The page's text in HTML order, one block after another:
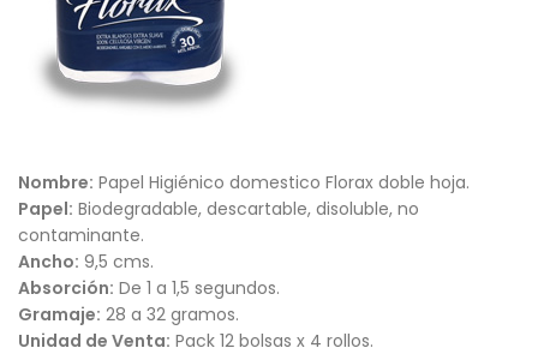
Nombre: Papel Higiénico domestico Florax doble hoja.
Papel: Biodegradable, descartable, disoluble, no
contaminante.
Ancho: 9,5 cms.
Absorción: De 1 a 1,5 segundos.
Gramaje: 28 a 32 gramos.
Unidad de Venta: Pack 12 bolsas x 4 rollos.